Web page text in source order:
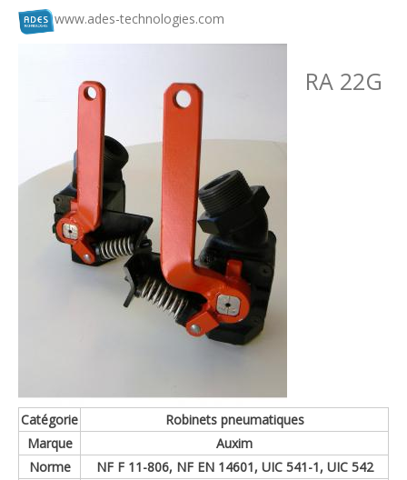
www.ades-technologies.com
RA 22G
Catégorie
Robinets pneumatiques
Marque
Auxim
Norme
NF F 11-806, NF EN 14601, UIC 541-1, UIC 542